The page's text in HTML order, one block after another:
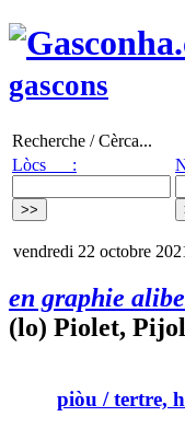
gascons
Recherche / Cèrca...
Lòcs :
vendredi 22 octobre
en graphie
(lo) Piolet,
piòu / tertre,